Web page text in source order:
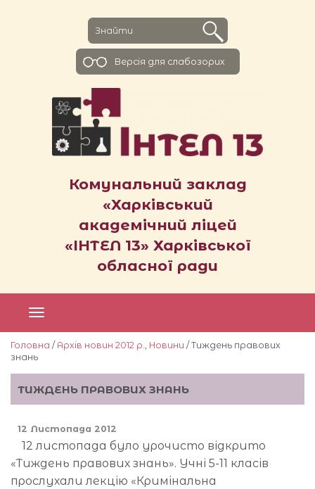
Комунальний заклад
«Харківський
академічний ліцей
«ІНТЕЛ 13» Харківської
обласної ради
Версiя для слабозорих
Головна / Архів новин 2012 р. Новини / Тиждень правових
знань
ТИЖДЕНЬ ПРАВОВИХ ЗНАНЬ
12 Листопада 2012
12 листопада було урочисто відкрито
«Тиждень правових знань». Учні 5-11 класів
прослухали лекцію «Кримінальна